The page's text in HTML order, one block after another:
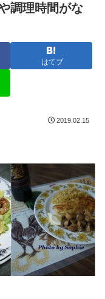
調理時間がな
はてブ
2019.02.15